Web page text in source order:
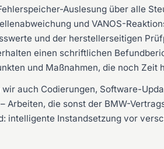
Auslesung über alle
und VANOS-
und der herstellerseitigen
einen schriftlichen
und Maßnahmen, die noch Zeit
auch Codierungen, Software-
Arbeiten, die sonst der BMW-
intelligente Instandsetzung vor